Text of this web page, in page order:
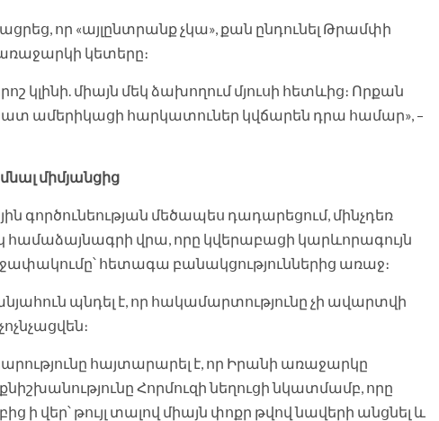
որ «այլընտրանք չկա», քան ընդունել Թրամփի
կետերը։
կլինի. միայն մեկ ձախողում մյուսի հետևից։ Որքան
ամերիկացի հարկատուներ կվճարեն դրա համար», –
միմյանցից
գործունեության մեծապես դադարեցում, մինչդեռ
վրա, որը կվերաբացի կարևորագույն
հետագա բանակցություններից առաջ։
պնդել է, որ հակամարտությունը չի ավարտվի
հայտարարել է, որ Իրանի առաջարկը
Հորմուզի նեղուցի նկատմամբ, որը
վեր՝ թույլ տալով միայն փոքր թվով նավերի անցնել և